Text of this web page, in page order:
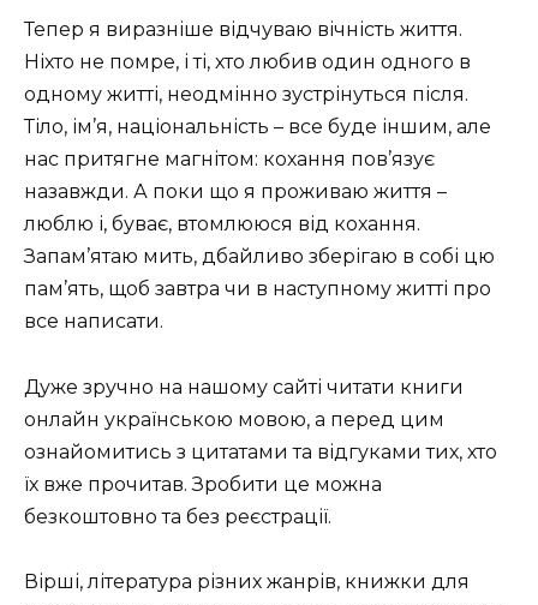
Тепер я виразніше відчуваю вічність життя.
Ніхто не помре, і ті, хто любив один одного в
одному житті, неодмінно зустрінуться після.
Тіло, ім’я, національність – все буде іншим, але
нас притягне магнітом: кохання пов’язує
назавжди. А поки що я проживаю життя –
люблю і, буває, втомлююся від кохання.
Запам’ятаю мить, дбайливо зберігаю в собі цю
пам’ять, щоб завтра чи в наступному житті про
все написати.
Дуже зручно на нашому сайті читати книги
онлайн українською мовою, а перед цим
ознайомитись з цитатами та відгуками тих, хто
їх вже прочитав. Зробити це можна
безкоштовно та без реєстрації.
Вірші, література різних жанрів, книжки для